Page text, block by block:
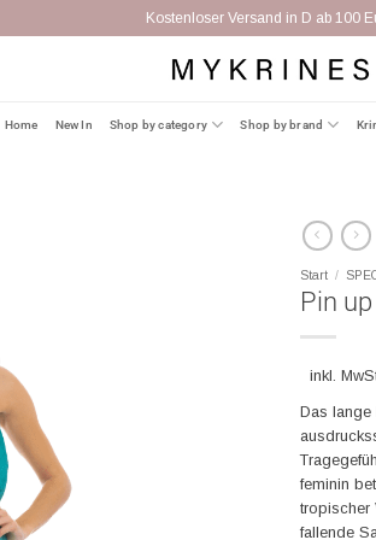
Kostenloser Versand in D ab 100
Home New In Shop by category Shop by brand
Start /
Pin
inkl.
Das lange
feminin
tropischer
fallende